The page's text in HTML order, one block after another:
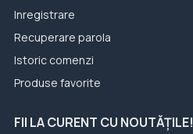
Inregistrare
Recuperare parola
Istoric comenzi
Produse favorite
FII LA CURENT CU NOUTĂȚILE!